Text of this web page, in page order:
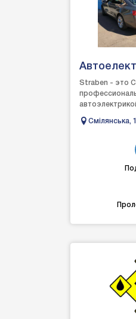
Страбен
Straben - это
Черкассах,
Смілянська,